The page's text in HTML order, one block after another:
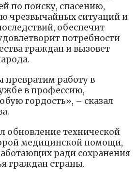
по поиску, спасению,
чрезвычайных ситуаций и
обеспечит
потребности
граждан и вызовет
превратим работу в
в профессию,
гордость», – сказал
обновление технической
медицинской помощи,
ради сохранения
граждан страны.